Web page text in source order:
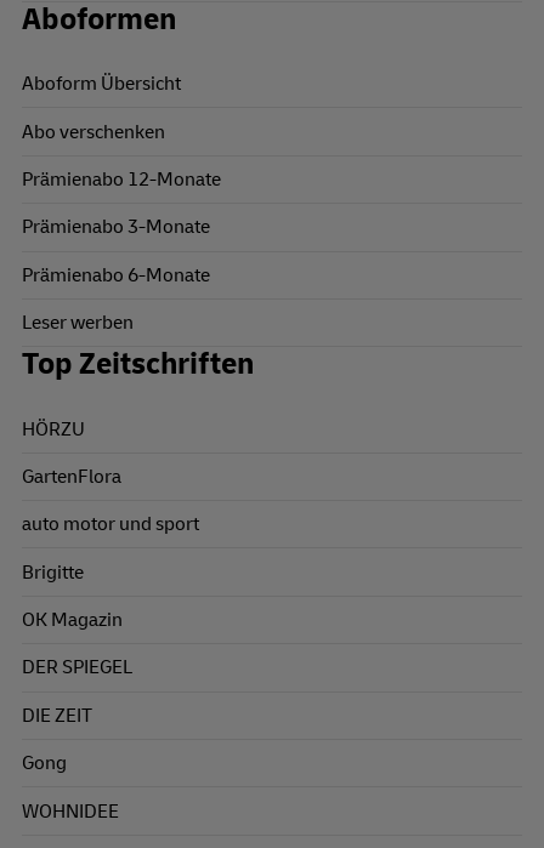
Aboformen
Aboform Übersicht
Abo verschenken
Prämienabo 12-Monate
Prämienabo 3-Monate
Prämienabo 6-Monate
Leser werben
Top Zeitschriften
HÖRZU
GartenFlora
auto motor und sport
Brigitte
OK Magazin
DER SPIEGEL
DIE ZEIT
Gong
WOHNIDEE